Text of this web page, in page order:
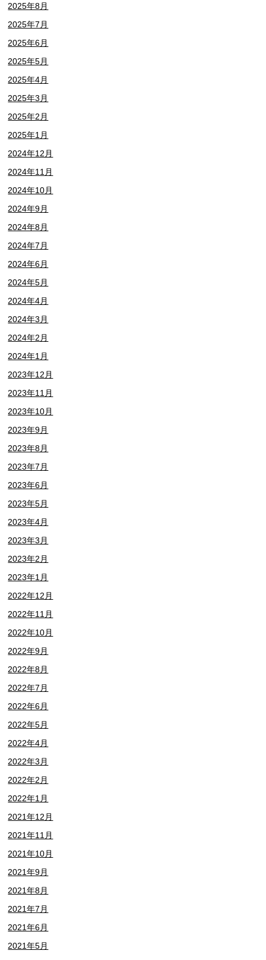
2025年8月
2025年7月
2025年6月
2025年5月
2025年4月
2025年3月
2025年2月
2025年1月
2024年12月
2024年11月
2024年10月
2024年9月
2024年8月
2024年7月
2024年6月
2024年5月
2024年4月
2024年3月
2024年2月
2024年1月
2023年12月
2023年11月
2023年10月
2023年9月
2023年8月
2023年7月
2023年6月
2023年5月
2023年4月
2023年3月
2023年2月
2023年1月
2022年12月
2022年11月
2022年10月
2022年9月
2022年8月
2022年7月
2022年6月
2022年5月
2022年4月
2022年3月
2022年2月
2022年1月
2021年12月
2021年11月
2021年10月
2021年9月
2021年8月
2021年7月
2021年6月
2021年5月